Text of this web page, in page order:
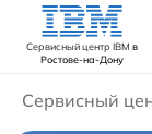
Сервисный центр IBM в
Ростове-на-Дону
Сервисный